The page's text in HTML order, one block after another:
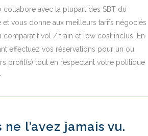
collabore avec la plupart des SBT du
et vous donne aux meilleurs tarifs négociés
comparatif vol / train et low cost inclus. En
effectuez vos réservations pour un ou
profil(s) tout en respectant votre politique
l’avez jamais vu.